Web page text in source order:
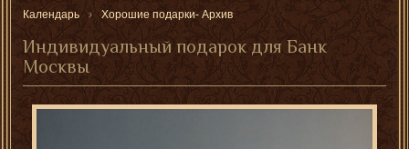
Календарь Хорошие подарки- Архив
Индивидуальный подарок для Банк
Москвы